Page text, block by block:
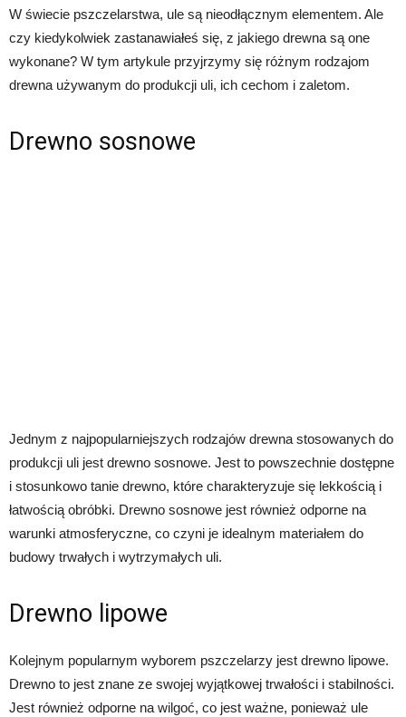
W świecie pszczelarstwa, ule są nieodłącznym elementem. Ale
czy kiedykolwiek zastanawiałeś się, z jakiego drewna są one
wykonane? W tym artykule przyjrzymy się różnym rodzajom
drewna używanym do produkcji uli, ich cechom i zaletom.
Drewno sosnowe
Jednym z najpopularniejszych rodzajów drewna stosowanych do
produkcji uli jest drewno sosnowe. Jest to powszechnie dostępne
i stosunkowo tanie drewno, które charakteryzuje się lekkością i
łatwością obróbki. Drewno sosnowe jest również odporne na
warunki atmosferyczne, co czyni je idealnym materiałem do
budowy trwałych i wytrzymałych uli.
Drewno lipowe
Kolejnym popularnym wyborem pszczelarzy jest drewno lipowe.
Drewno to jest znane ze swojej wyjątkowej trwałości i stabilności.
Jest również odporne na wilgoć, co jest ważne, ponieważ ule